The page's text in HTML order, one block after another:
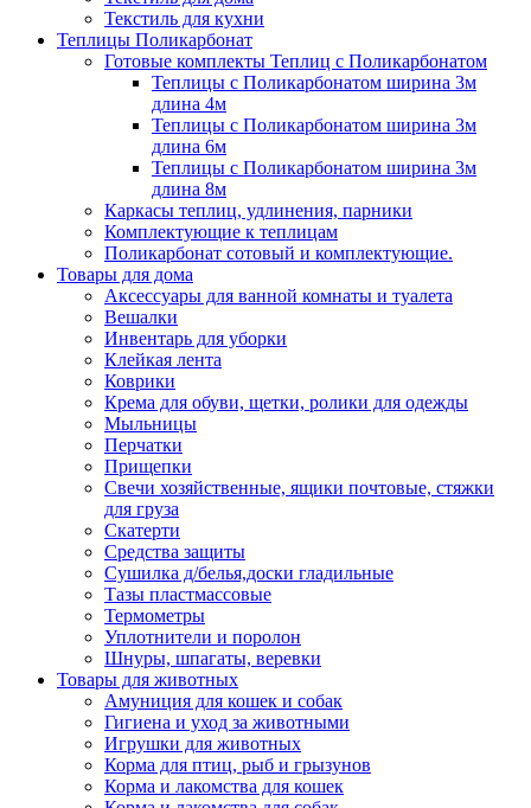
Текстиль для кухни
Теплицы Поликарбонат
Готовые комплекты Теплиц с Поликарбонатом
Теплицы с Поликарбонатом ширина 3м
длина 4м
Теплицы с Поликарбонатом ширина 3м
длина 6м
Теплицы с Поликарбонатом ширина 3м
длина 8м
Каркасы теплиц, удлинения, парники
Комплектующие к теплицам
Поликарбонат сотовый и комплектующие.
Товары для дома
Аксессуары для ванной комнаты и туалета
Вешалки
Инвентарь для уборки
Клейкая лента
Коврики
Крема для обуви, щетки, ролики для одежды
Мыльницы
Перчатки
Прищепки
Свечи хозяйственные, ящики почтовые, стяжки
для груза
Скатерти
Средства защиты
Сушилка д/белья,доски гладильные
Тазы пластмассовые
Термометры
Уплотнители и поролон
Шнуры, шпагаты, веревки
Товары для животных
Амуниция для кошек и собак
Гигиена и уход за животными
Игрушки для животных
Корма для птиц, рыб и грызунов
Корма и лакомства для кошек